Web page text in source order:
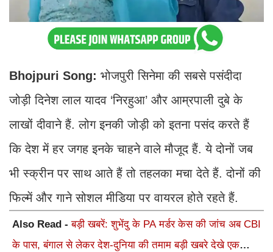
Bhojpuri Song: भोजपुरी सिनेमा की सबसे पसंदीदा
जोड़ी दिनेश लाल यादव ‘निरहुआ’ और आम्रपाली दुबे के
लाखों दीवाने हैं. लोग इनकी जोड़ी को इतना पसंद करते हैं
कि देश में हर जगह इनके चाहने वाले मौजूद हैं. ये दोनों जब
भी स्क्रीन पर साथ आते हैं तो तहलका मचा देते हैं. दोनों की
फिल्में और गाने सोशल मीडिया पर वायरल होते रहते हैं.
Also Read -बड़ी खबरें: शुभेंदु के PA मर्डर केस की जांच अब CBI
के पास, बंगाल से लेकर देश-दुनिया की तमाम बड़ी खबरे देखे एक